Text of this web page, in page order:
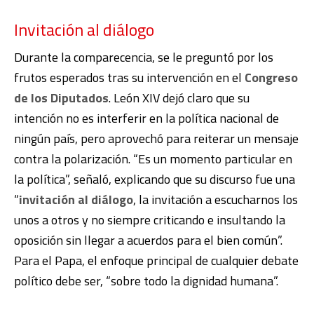
Invitación al diálogo
Durante la comparecencia, se le preguntó por los
frutos esperados tras su intervención en el Congreso
de los Diputados. León XIV dejó claro que su
intención no es interferir en la política nacional de
ningún país, pero aprovechó para reiterar un mensaje
contra la polarización. “Es un momento particular en
la política”, señaló, explicando que su discurso fue una
“invitación al diálogo, la invitación a escucharnos los
unos a otros y no siempre criticando e insultando la
oposición sin llegar a acuerdos para el bien común”.
Para el Papa, el enfoque principal de cualquier debate
político debe ser, “sobre todo la dignidad humana”.